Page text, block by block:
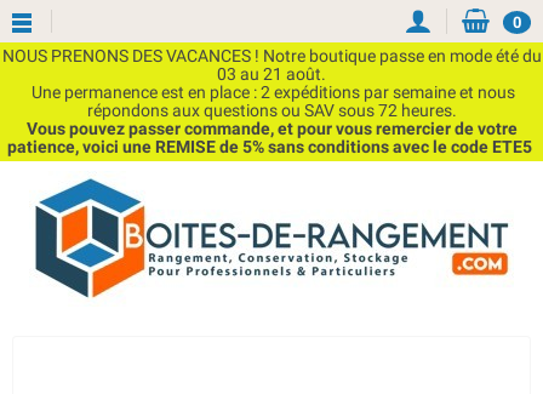
NOUS PRENONS DES VACANCES ! Notre boutique passe en mode été du
03 au 21 août.
Une permanence est en place : 2 expéditions par semaine et nous
répondons aux questions ou SAV sous 72 heures.
Vous pouvez passer commande, et pour vous remercier de votre
patience, voici une REMISE de 5% sans conditions avec le code ETE5
0